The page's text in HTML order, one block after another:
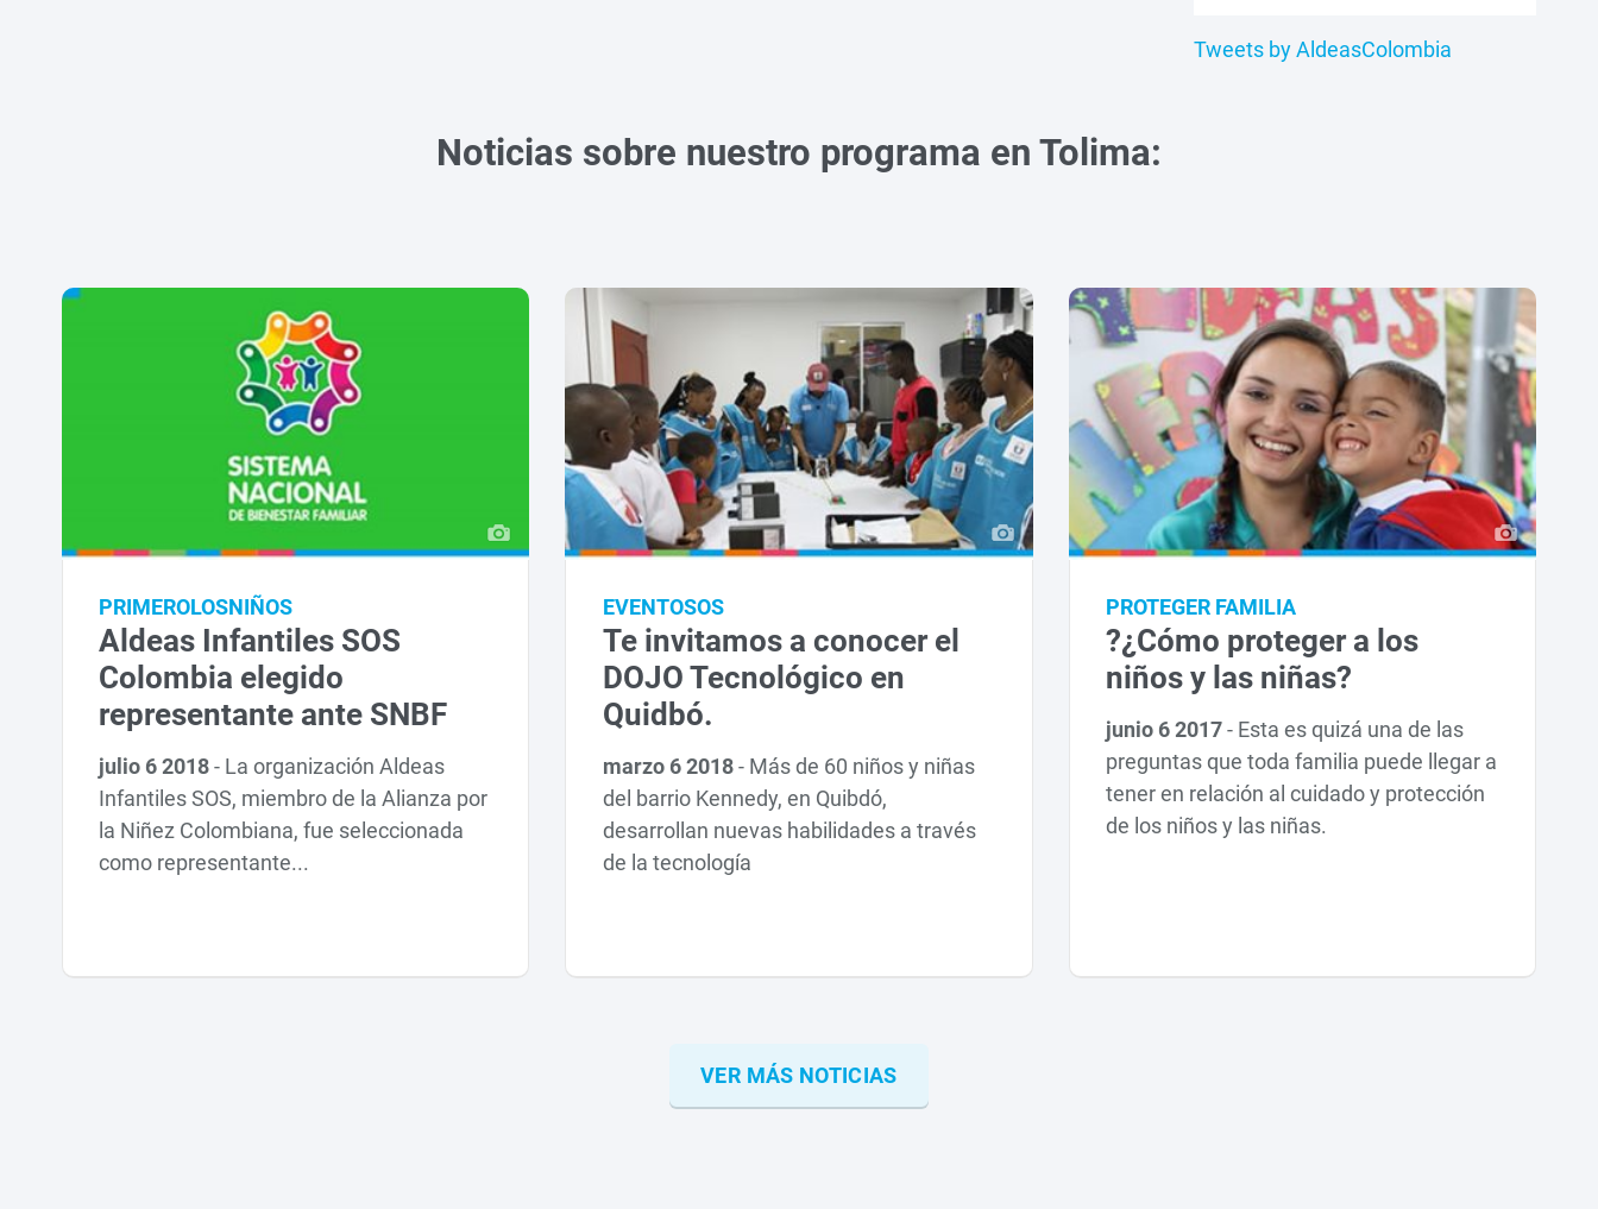
Tweets by AldeasColombia
Noticias sobre nuestro programa en Tolima:
PRIMEROLOSNIÑOS
Aldeas Infantiles SOS
Colombia elegido
representante ante SNBF
julio 6 2018- La organización Aldeas
Infantiles SOS, miembro de la Alianza por
la Niñez Colombiana, fue seleccionada
como representante...
EVENTOSOS
Te invitamos a conocer el
DOJO Tecnológico en
Quidbó.
marzo 6 2018- Más de 60 niños y niñas
del barrio Kennedy, en Quibdó,
desarrollan nuevas habilidades a través
de la tecnología
PROTEGER FAMILIA
?¿Cómo proteger a los
niños y las niñas?
junio 6 2017- Esta es quizá una de las
preguntas que toda familia puede llegar a
tener en relación al cuidado y protección
de los niños y las niñas.
VER MÁS NOTICIAS